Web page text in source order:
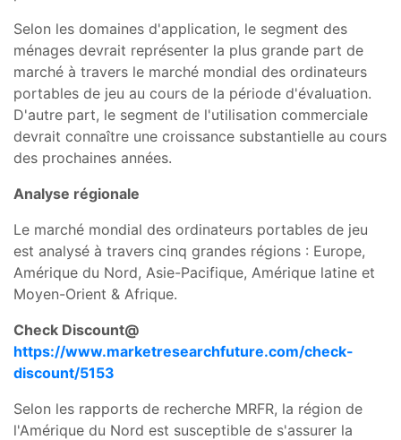
Selon les domaines d'application, le segment des
ménages devrait représenter la plus grande part de
marché à travers le marché mondial des ordinateurs
portables de jeu au cours de la période d'évaluation.
D'autre part, le segment de l'utilisation commerciale
devrait connaître une croissance substantielle au cours
des prochaines années.
Analyse régionale
Le marché mondial des ordinateurs portables de jeu
est analysé à travers cinq grandes régions : Europe,
Amérique du Nord, Asie-Pacifique, Amérique latine et
Moyen-Orient & Afrique.
Check Discount@
https://www.marketresearchfuture.com/check-
discount/5153
Selon les rapports de recherche MRFR, la région de
l'Amérique du Nord est susceptible de s'assurer la